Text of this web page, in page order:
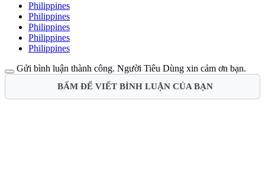
Philippines
Philippines
Philippines
Philippines
Philippines